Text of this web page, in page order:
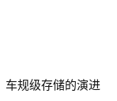
步降低延迟、优化
车规级存储的演进